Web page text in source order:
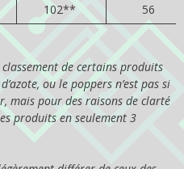
102** 56
de certains produits
ou le poppers n’est pas si
mais pour des raisons de clarté
produits en seulement 3